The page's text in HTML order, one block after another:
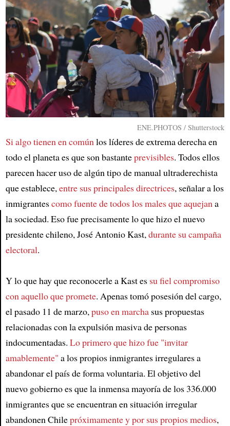
Article
ENE.PHOTOS / Shutterstock
Si algo tienen en comúnlos líderes de extrema derecha en
todo el planeta es que son bastanteprevisibles. Todos ellos
parecen hacer uso de algún tipo de manual ultraderechista
que establece,entre sus principales directrices, señalar a los
inmigrantescomo fuente de todos los males que aquejana
la sociedad. Eso fue precisamente lo que hizo el nuevo
presidente chileno, José Antonio Kast,durante su campaña
electoral.
Y lo que hay que reconocerle a Kast es su fiel compromiso
con aquello que promete. Apenas tomó posesión del cargo,
el pasado 11 de marzo,puso en marchasus propuestas
relacionadas con la expulsión masiva de personas
indocumentadas. Lo primero que hizo fue "invitar
amablemente" a los propios inmigrantes irregulares a
abandonar el país de forma voluntaria. El objetivo del
nuevo gobierno es que la inmensa mayoría de los 336.000
inmigrantes que se encuentran en situación irregular
abandonen Chilepróximamente y por sus propios medios,